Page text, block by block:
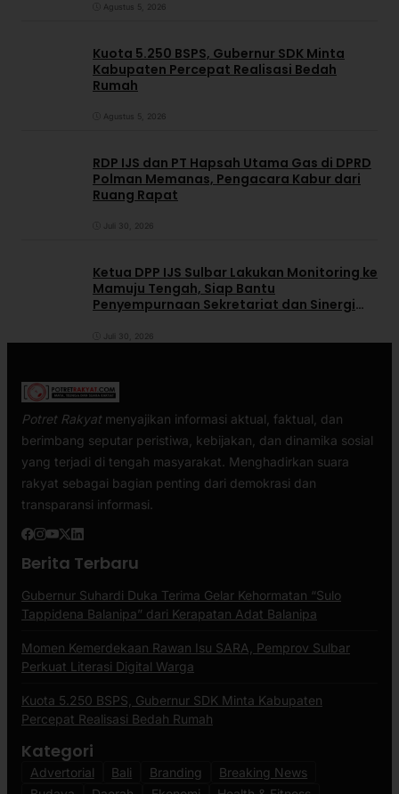
Agustus 5, 2026
Kuota 5.250 BSPS, Gubernur SDK Minta
Kabupaten Percepat Realisasi Bedah
Rumah
Agustus 5, 2026
RDP IJS dan PT Hapsah Utama Gas di DPRD
Polman Memanas, Pengacara Kabur dari
Ruang Rapat
Juli 30, 2026
Ketua DPP IJS Sulbar Lakukan Monitoring ke
Mamuju Tengah, Siap Bantu
Penyempurnaan Sekretariat dan Sinergi
Juli 30, 2026
Potret Rakyatmenyajikan informasi aktual, faktual, dan
berimbang seputar peristiwa, kebijakan, dan dinamika sosial
yang terjadi di tengah masyarakat. Menghadirkan suara
rakyat sebagai bagian penting dari demokrasi dan
transparansi informasi.
Berita Terbaru
Gubernur Suhardi Duka Terima Gelar Kehormatan “Sulo
Tappidena Balanipa” dari Kerapatan Adat Balanipa
Momen Kemerdekaan Rawan Isu SARA, Pemprov Sulbar
Perkuat Literasi Digital Warga
Kuota 5.250 BSPS, Gubernur SDK Minta Kabupaten
Percepat Realisasi Bedah Rumah
Kategori
Advertorial Bali Branding
Breaking News